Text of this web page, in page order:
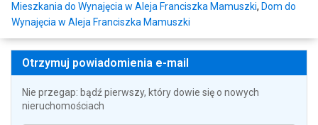
Mieszkania do Wynajęcia w Aleja Franciszka Mamuszki, Dom do
Wynajęcia w Aleja Franciszka Mamuszki
Otrzymuj powiadomienia e-mail
Nie przegap: bądź pierwszy, który dowie się o nowych
nieruchomościach